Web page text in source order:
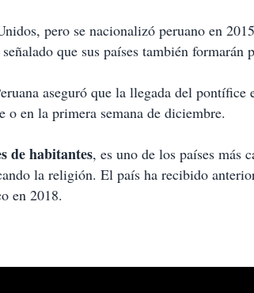
pero se nacionalizó peruano en
que sus países también formarán
aseguró que la llegada del pontífice
en la primera semana de diciembre.
de habitantes, es uno de los países más
la religión. El país ha recibido
en 2018.